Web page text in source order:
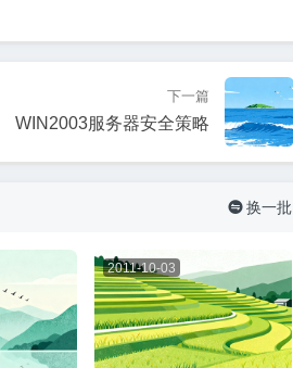
下一篇
WIN2003服务器安全策略
 换一批
2011-10-03